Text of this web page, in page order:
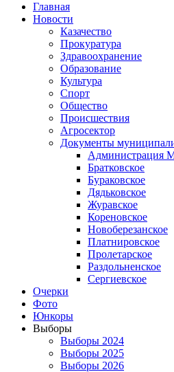
Главная
Новости
Казачество
Прокуратура
Здравоохранение
Образование
Культура
Спорт
Общество
Происшествия
Агросектор
Документы
Администрация
Братковское
Бураковское
Дядьковское
Журавское
Кореновское
Новоберезанское
Платнировское
Пролетарское
Раздольненское
Сергиевское
Очерки
Фото
Юнкоры
Выборы
Выборы 2024
Выборы 2025
Выборы 2026